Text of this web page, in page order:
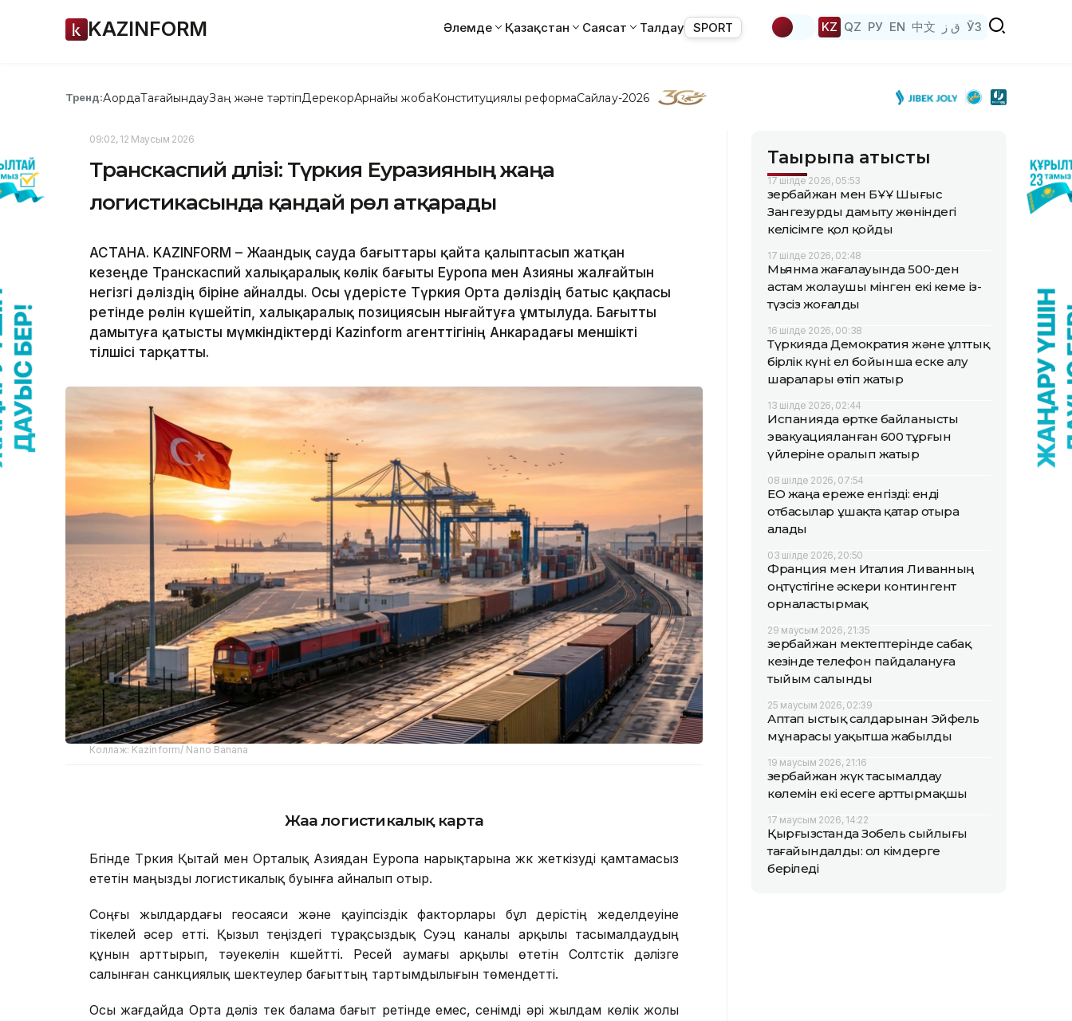
KAZINFORM Әлемде Қазақстан Саясат Талдау SPORT KZ QZ РУ EN 中文 ق ز ЎЗ
Тренд:АқордаТағайындауЗаң және тәртіпДерекқорАрнайы жобаКонституциялық реформаСайлау-2026
09:02, 12 Маусым 2026
Транскаспий дәлізі: Түркия Еуразияның жаңа
логистикасында қандай рөл атқарады
АСТАНА. KAZINFORM – Жаһандық сауда бағыттары қайта қалыптасып жатқан
кезеңде Транскаспий халықаралық көлік бағыты Еуропа мен Азияны жалғайтын
негізгі дәліздің біріне айналды. Осы үдерісте Түркия Орта дәліздің батыс қақпасы
ретінде рөлін күшейтіп, халықаралық позициясын нығайтуға ұмтылуда. Бағытты
дамытуға қатысты мүмкіндіктерді Kazinform агенттігінің Анкарадағы меншікті
тілшісі тарқатты.
Коллаж: Kazinform/ Nano Banana
Жаңа логистикалық карта
Бүгінде Түркия Қытай мен Орталық Азиядан Еуропа нарықтарына жүк жеткізуді қамтамасыз
ететін маңызды логистикалық буынға айналып отыр.
Соңғы жылдардағы геосаяси және қауіпсіздік факторлары бұл үдерістің жеделдеуіне
тікелей әсер етті. Қызыл теңіздегі тұрақсыздық Суэц каналы арқылы тасымалдаудың
құнын арттырып, тәуекелін күшейтті. Ресей аумағы арқылы өтетін Солтүстік дәлізге
салынған санкциялық шектеулер бағыттың тартымдылығын төмендетті.
Осы жағдайда Орта дәліз тек балама бағыт ретінде емес, сенімді әрі жылдам көлік жолы
Тақырыпқа қатысты
17 шілде 2026, 05:53
Әзербайжан мен БҰҰ Шығыс
Зангезурды дамыту жөніндегі
келісімге қол қойды
17 шілде 2026, 02:48
Мьянма жағалауында 500-ден
астам жолаушы мінген екі кеме із-
түзсіз жоғалды
16 шілде 2026, 00:38
Түркияда Демократия және ұлттық
бірлік күні: ел бойынша еске алу
шаралары өтіп жатыр
13 шілде 2026, 02:44
Испанияда өртке байланысты
эвакуацияланған 600 тұрғын
үйлеріне оралып жатыр
08 шілде 2026, 07:54
ЕО жаңа ереже енгізді: енді
отбасылар ұшақта қатар отыра
алады
03 шілде 2026, 20:50
Франция мен Италия Ливанның
оңтүстігіне әскери контингент
орналастырмақ
29 маусым 2026, 21:35
Әзербайжан мектептерінде сабақ
кезінде телефон пайдалануға
тыйым салынды
25 маусым 2026, 02:39
Аптап ыстық салдарынан Эйфель
мұнарасы уақытша жабылды
19 маусым 2026, 21:16
Әзербайжан жүк тасымалдау
көлемін екі есеге арттырмақшы
17 маусым 2026, 14:22
Қырғызстанда Зобель сыйлығы
тағайындалды: ол кімдерге
беріледі